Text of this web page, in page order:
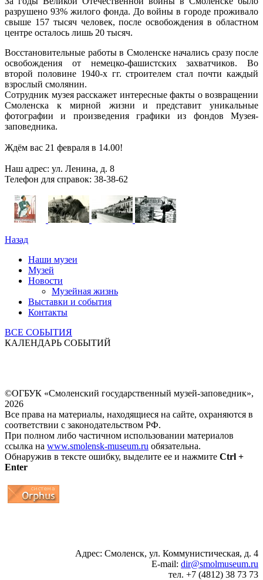
разрушено 93% жилого фонда. До войны в городе проживало
свыше 157 тысяч человек, после освобождения в областном
центре осталось лишь 20 тысяч.
Восстановительные работы в Смоленске начались сразу после
освобождения от немецко-фашистских захватчиков. Во
второй половине 1940-х гг. строителем стал почти каждый
взрослый смолянин.
Сотрудник музея расскажет интересные факты о возвращении
Смоленска к мирной жизни и представит уникальные
фотографии и произведения графики из фондов Музея-
заповедника.
Ждём вас 21 февраля в 14.00!
Наш адрес: ул. Ленина, д. 8
Телефон для справок: 38-38-62
Назад
Наши музеи
Музей
Новости
Музейная жизнь
Выставки и события
Контакты
ВСЕ СОБЫТИЯ
КАЛЕНДАРЬ СОБЫТИЙ
©ОГБУК «Смоленский государственный музей-заповедник»,
2026
Все права на материалы, находящиеся на сайте, охраняются в
соответствии с законодательством РФ.
При полном либо частичном использовании материалов
ссылка на www.smolensk-museum.ru обязательна.
Обнаружив в тексте ошибку, выделите ее и нажмите Ctrl +
Enter
Адрес: Смоленск, ул. Коммунистическая, д. 4
E-mail: dir@smolmuseum.ru
тел. +7 (4812) 38 73 73